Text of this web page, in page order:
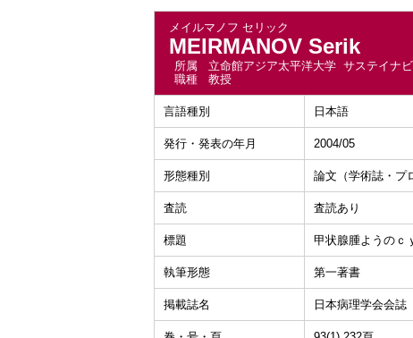
メイルマノフ セリック
MEIRMANOV Serik
所属
立命館アジア太平洋大学 サステイナ
職種
教授
言語種別 日本語
発行・発表の年月 2004/05
形態種別 論文（学術誌・プ
査読 査読あり
標題 甲状腺腫ようのｃ
執筆形態 第一著書
掲載誌名 日本病理学会会誌